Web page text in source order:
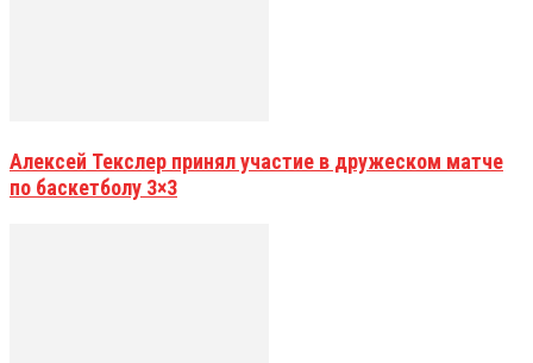
Алексей Текслер принял участие в дружеском матче
по баскетболу 3×3